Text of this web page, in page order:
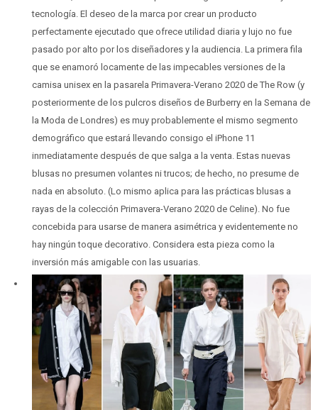
tecnología. El deseo de la marca por crear un producto
perfectamente ejecutado que ofrece utilidad diaria y lujo no fue
pasado por alto por los diseñadores y la audiencia. La primera fila
que se enamoró locamente de las impecables versiones de la
camisa unisex en la pasarela Primavera-Verano 2020 de The Row (y
posteriormente de los pulcros diseños de Burberry en la Semana de
la Moda de Londres) es muy probablemente el mismo segmento
demográfico que estará llevando consigo el iPhone 11
inmediatamente después de que salga a la venta. Estas nuevas
blusas no presumen volantes ni trucos; de hecho, no presume de
nada en absoluto. (Lo mismo aplica para las prácticas blusas a
rayas de la colección Primavera-Verano 2020 de Celine). No fue
concebida para usarse de manera asimétrica y evidentemente no
hay ningún toque decorativo. Considera esta pieza como la
inversión más amigable con las usuarias.